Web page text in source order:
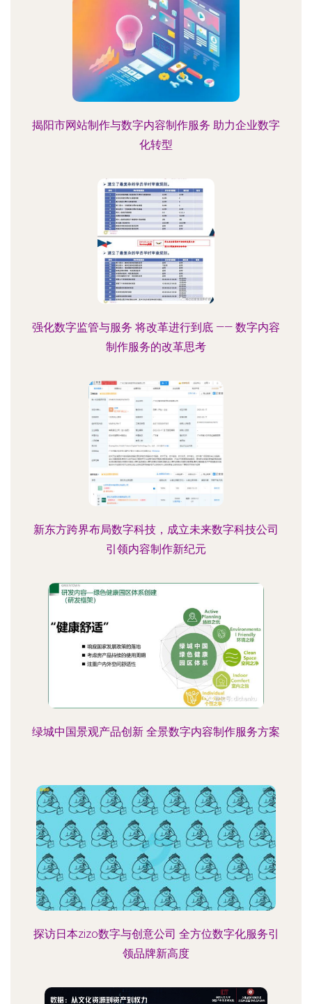
揭阳市网站制作与数字内容制作服务 助力企业数字
化转型
强化数字监管与服务 将改革进行到底 —— 数字内容
制作服务的改革思考
新东方跨界布局数字科技，成立未来数字科技公司
引领内容制作新纪元
绿城中国景观产品创新 全景数字内容制作服务方案
探访日本zizo数字与创意公司 全方位数字化服务引
领品牌新高度